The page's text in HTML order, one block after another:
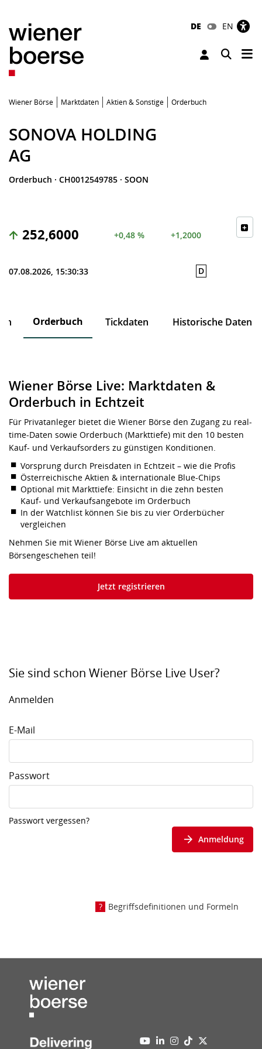
DE EN
Toggle
Wiener Börse Marktdaten Aktien & Sonstige Orderbuch
SONOVA HOLDING
AG
Orderbuch · CH0012549785 · SOON
252,6000 +0,48 % +1,2000
07.08.2026, 15:30:33 D
Orderbuch Tickdaten Historische Daten
Wiener Börse Live: Marktdaten &
Orderbuch in Echtzeit
Für Privatanleger bietet die Wiener Börse den Zugang zu real-
time-Daten sowie Orderbuch (Markttiefe) mit den 10 besten
Kauf- und Verkaufsorders zu günstigen Konditionen.
Vorsprung durch Preisdaten in Echtzeit – wie die Profis
Österreichische Aktien & internationale Blue-Chips
Optional mit Markttiefe: Einsicht in die zehn besten
Kauf- und Verkaufsangebote im Orderbuch
In der Watchlist können Sie bis zu vier Orderbücher
vergleichen
Nehmen Sie mit Wiener Börse Live am aktuellen
Börsengeschehen teil!
Jetzt registrieren
Sie sind schon Wiener Börse Live User?
Anmelden
E-Mail
Passwort
Passwort vergessen?
Anmeldung
Begriffsdefinitionen und Formeln